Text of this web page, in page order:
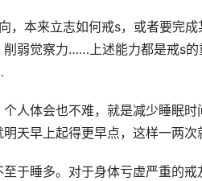
，本来立志如何戒s，或者要完
弱觉察力……上述能力都是戒s
人体会也不难，就是减少睡眠
天早上起得更早点，这样一两次
于睡多。对于身体亏虚严重的